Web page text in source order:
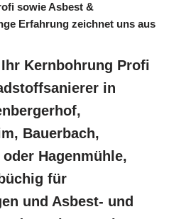
sowie Asbest &
Erfahrung zeichnet uns aus
Ihr Kernbohrung Profi
in
Bauerbach,
Hagenmühle,
für
und Asbest- und